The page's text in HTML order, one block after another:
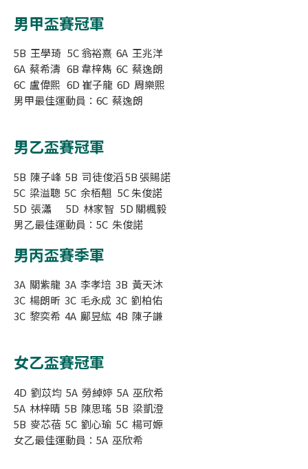
男甲盃賽冠軍
5B 王學琦 5C 翁裕熹 6A 王兆洋
6A 蔡希濤 6B 韋梓雋 6C 蔡逸朗
6C 盧偉熙 6D 崔子龍 6D 周樂熙
男甲最佳運動員：6C 蔡逸朗
男乙盃賽冠軍
5B 陳子峰 5B 司徒俊滔 5B 張賜諾
5C 梁溢聰 5C 余栢翹 5C 朱俊諾
5D 張瀟 5D 林家智 5D 關楓毅
男乙最佳運動員：5C 朱俊諾
男丙盃賽季軍
3A 關紫龍 3A 李孝培 3B 黃天沐
3C 楊朗昕 3C 毛永成 3C 劉柏佑
3C 黎奕希 4A 鄺昱紘 4B 陳子謙
女乙盃賽冠軍
4D 劉苡均 5A 勞綽婷 5A 巫欣希
5A 林梓晴 5B 陳思瑤 5B 梁凱澄
5B 麥芯蓓 5C 劉心瑜 5C 楊可嫄
女乙最佳運動員：5A 巫欣希